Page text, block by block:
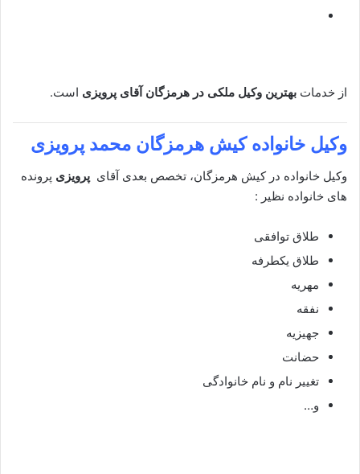
از خدمات بهترین وکیل ملکی در هرمزگان آقای پرویزی است.
وکیل خانواده کیش هرمزگان محمد پرویزی
وکیل خانواده در کیش هرمزگان، تخصص بعدی آقای پرویزی پرونده
های خانواده نظیر :
طلاق توافقی
طلاق یکطرفه
مهریه
نفقه
جهیزیه
حضانت
تغییر نام و نام خانوادگی
و…